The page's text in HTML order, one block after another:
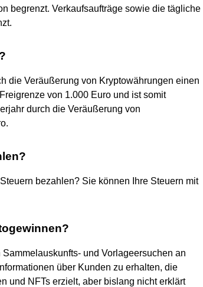
begrenzt. Verkaufsaufträge sowie die tägliche
die Veräußerung von Kryptowährungen einen
von 1.000 Euro und ist somit
durch die Veräußerung von
bezahlen? Sie können Ihre Steuern mit
und Vorlageersuchen an
über Kunden zu erhalten, die
und NFTs erzielt, aber bislang nicht erklärt